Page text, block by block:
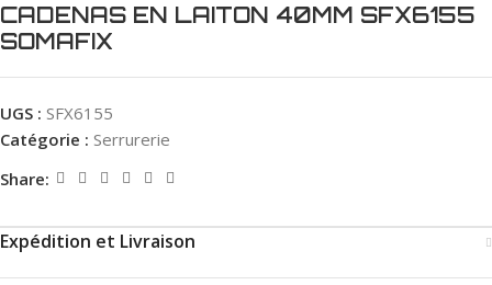
CADENAS EN LAITON 40MM SFX6155
SOMAFIX
UGS : SFX6155
Catégorie : Serrurerie
Share:
Expédition et Livraison